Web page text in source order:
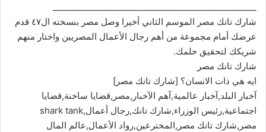
شارك تانك مصر الموسم الثاني أخيرا وصل مصر بنسخته ال٤٧ قدم
عرضك أمام مجموعة من أهم رجال الأعمال المصريين واختار منهم
شريكك لتحقيق حلمك.
شارك تانك مصر
ايه هي ذات الانسان؟ [شارك تانك مصر]
آخبار البلد,آخبار عالمية,آهم الآخبار,مصر,قضايا ساخنة,قضايا
اجتماعية,رئيس الوزراء,شارك تانك,رجال أعمال,shark tank
مصر,شارك تانك مصر,المخترعين,رواد الأعمال,عالم المال